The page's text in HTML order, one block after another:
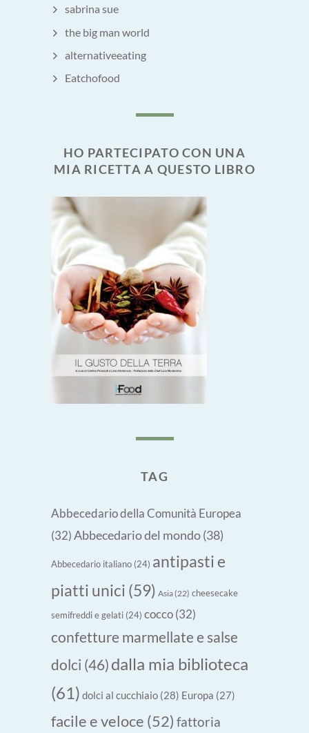
sabrina sue
the big man world
alternativeeating
Eatchofood
HO PARTECIPATO CON UNA
MIA RICETTA A QUESTO LIBRO
TAG
Abbecedario della Comunità Europea
(32) Abbecedario del mondo(38)
Abbecedario italiano (24) antipasti e
piatti unici (59) Asia(22) cheesecake
semifreddi e gelati (24) cocco (32)
confetture marmellate e salse
dolci (46) dalla mia biblioteca
(61) dolci al cucchiaio (28) Europa (27)
facile e veloce (52) fattoria